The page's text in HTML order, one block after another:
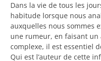
Dans la vie de tous les
habitude lorsque nous
auxquelles nous sommes
une rumeur, en faisant un
complexe, il est essentiel
Qui est l’auteur de cette